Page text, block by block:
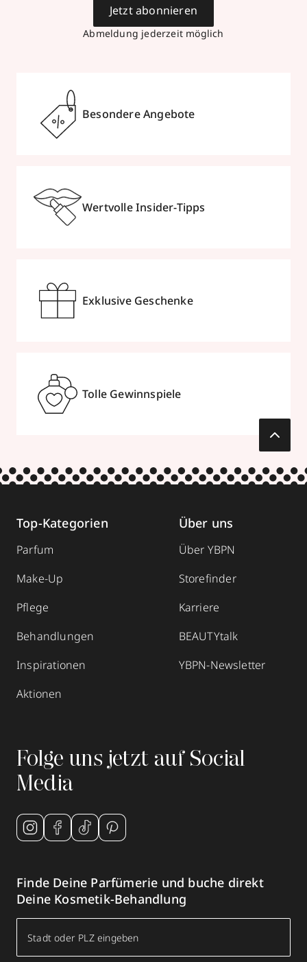
Abmeldung jederzeit möglich
Jetzt abonnieren
Besondere Angebote
Wertvolle Insider-Tipps
Exklusive Geschenke
Tolle Gewinnspiele
Top-Kategorien
Parfum
Make-Up
Pflege
Behandlungen
Inspirationen
Aktionen
Über uns
Über YBPN
Storefinder
Karriere
BEAUTYtalk
YBPN-Newsletter
Folge uns jetzt auf Social
Media
Finde Deine Parfümerie und buche direkt
Deine Kosmetik-Behandlung